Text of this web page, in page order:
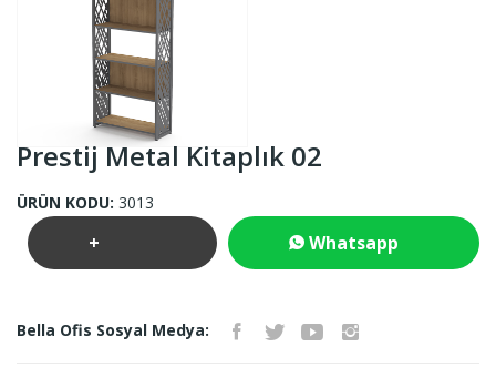
Prestij Metal Kitaplık 02
ÜRÜN KODU: 3013
+ Whatsapp
Bella Ofis Sosyal Medya: